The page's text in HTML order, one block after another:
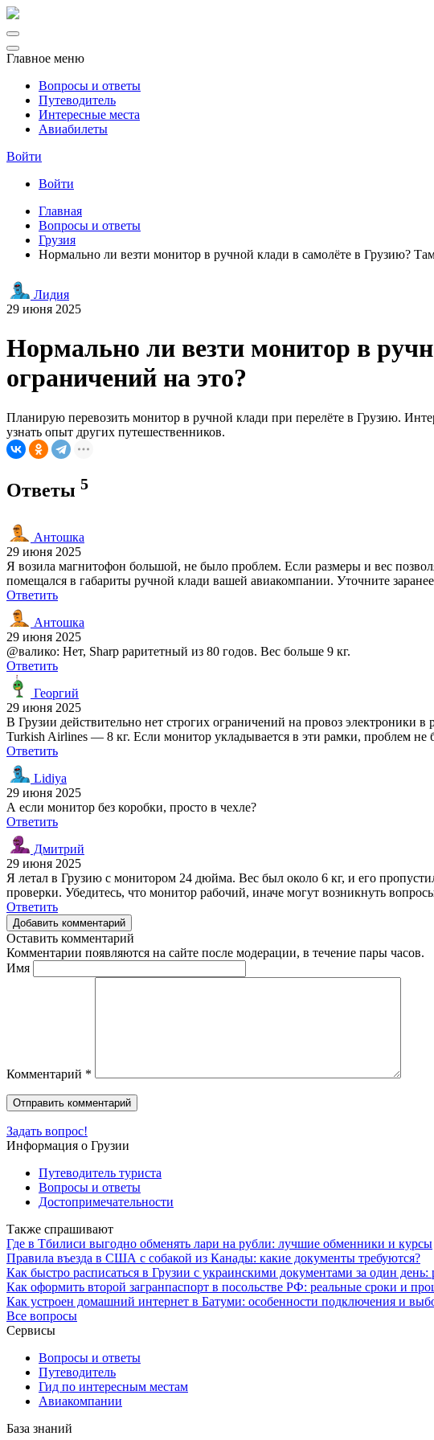
Главное меню
Вопросы и ответы
Путеводитель
Интересные места
Авиабилеты
Войти
Войти
Главная
Вопросы и ответы
Грузия
Нормально ли везти монитор в ручной клади в самолёте в Грузию?
Лидия
29 июня 2025
Нормально ли везти монитор в
ограничений на это?
Планирую перевозить монитор в ручной клади при перелёте в Грузию.
узнать опыт других путешественников.
Ответы 5
Антошка
29 июня 2025
Я возила магнитофон большой, не было проблем. Если размеры и вес
помещался в габариты ручной клади вашей авиакомпании. Уточните
Ответить
Антошка
29 июня 2025
@валико: Нет, Sharp раритетный из 80 годов. Вес больше 9 кг.
Ответить
Георгий
29 июня 2025
В Грузии действительно нет строгих ограничений на провоз
Turkish Airlines — 8 кг. Если монитор укладывается в эти рамки, проблем
Ответить
Lidiya
29 июня 2025
А если монитор без коробки, просто в чехле?
Ответить
Дмитрий
29 июня 2025
Я летал в Грузию с монитором 24 дюйма. Вес был около 6 кг, и его
проверки. Убедитесь, что монитор рабочий, иначе могут возникнуть
Ответить
Добавить комментарий
Оставить комментарий
Комментарии появляются на сайте после модерации, в течение пары часов.
Имя
Комментарий *
Задать вопрос!
Информация о Грузии
Путеводитель туриста
Вопросы и ответы
Достопримечательности
Также спрашивают
Где в Тбилиси выгодно обменять лари на рубли: лучшие обменники и курсы
Правила въезда в США с собакой из Канады: какие документы требуются?
Как быстро расписаться в Грузии с украинскими документами за один
Как оформить второй загранпаспорт в посольстве РФ: реальные сроки и
Как устроен домашний интернет в Батуми: особенности подключения и
Все вопросы
Сервисы
Вопросы и ответы
Путеводитель
Гид по интересным местам
Авиакомпании
База знаний